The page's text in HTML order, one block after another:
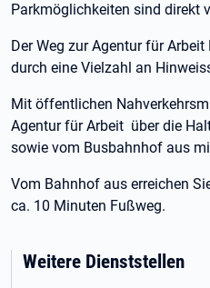
Parkmöglichkeiten sind direkt
Der Weg zur Agentur für
durch eine Vielzahl an
Mit öffentlichen
Agentur für Arbeit über die
sowie vom Busbahnhof aus
Vom Bahnhof aus erreichen
ca. 10 Minuten Fußweg.
Weitere Dienststellen